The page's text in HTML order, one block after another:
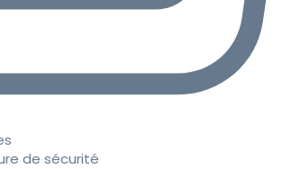
de sécurité